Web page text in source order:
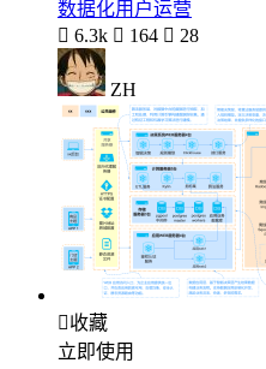
数据化用户运营
 6.3k  164  28
ZH
收藏
立即使用